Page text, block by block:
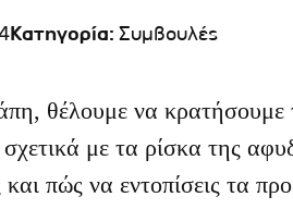
Κατηγορία: Συμβουλές
θέλουμε να κρατήσουμε
με τα ρίσκα της
πώς να εντοπίσεις τα